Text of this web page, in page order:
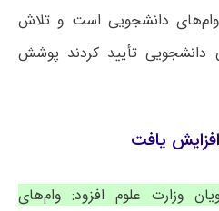
دانشجویی است و تلاش
دانشجویی تأیید کردند پوشش
وزارت علوم افزود: وام‌های